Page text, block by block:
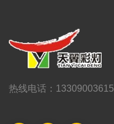
热线电话：13309003615